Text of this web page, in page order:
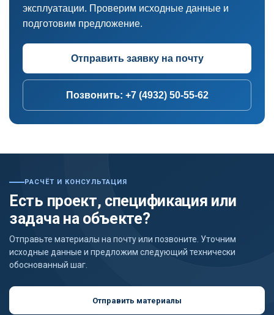
эксплуатации. Проверим исходные данные и
подготовим предложение.
Отправить заявку на почту
Позвонить: +7 (4932) 50-55-62
РАСЧЁТ И КОНСУЛЬТАЦИЯ
Есть проект, спецификация или
задача на объекте?
Отправьте материалы на почту или позвоните. Уточним
исходные данные и предложим следующий технически
обоснованный шаг.
Отправить материалы